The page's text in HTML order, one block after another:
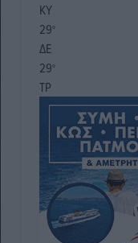
ΚΥ
29°
ΔΕ
29°
ΤΡ